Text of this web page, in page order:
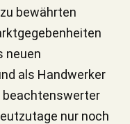
bewährten
neuen
als Handwerker
beachtenswerter
nur noch